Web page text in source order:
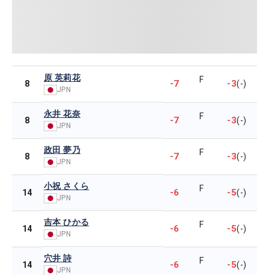
8
原 英莉花
JPN
-7 F -3(-)
8
永井 花奈
JPN -7 F -3(-)
8
政田 夢乃
JPN -7 F -3(-)
14
小祝 さくら
JPN -6 F -5(-)
14
吉本 ひかる
JPN -6 F -5(-)
14
穴井 詩
JPN -6 F -5(-)